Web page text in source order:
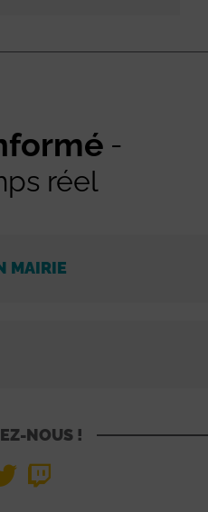
réel
MAIRIE
NOUS !